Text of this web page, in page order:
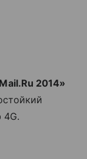
2014»
4G.